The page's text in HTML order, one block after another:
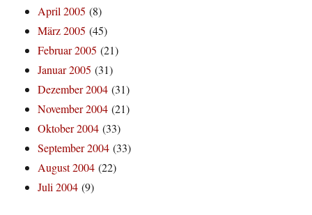
April 2005 (8)
März 2005 (45)
Februar 2005 (21)
Januar 2005 (31)
Dezember 2004 (31)
November 2004 (21)
Oktober 2004 (33)
September 2004 (33)
August 2004 (22)
Juli 2004 (9)